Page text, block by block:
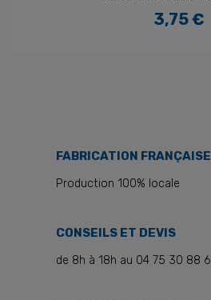
Prix
3,75 €
FABRICATION FRANÇAISE
Production 100% locale
CONSEILS ET DEVIS
de 8h à 18h au 04 75 30 88